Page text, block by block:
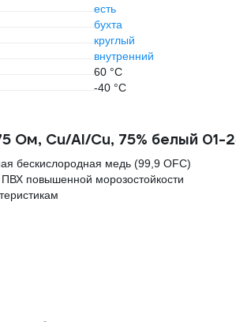
есть
бухта
круглый
внутренний
60 °С
-40 °С
Ом, Cu/Al/Cu, 75% белый 01-
бескислородная медь (99,9 OFC)
повышенной морозостойкости